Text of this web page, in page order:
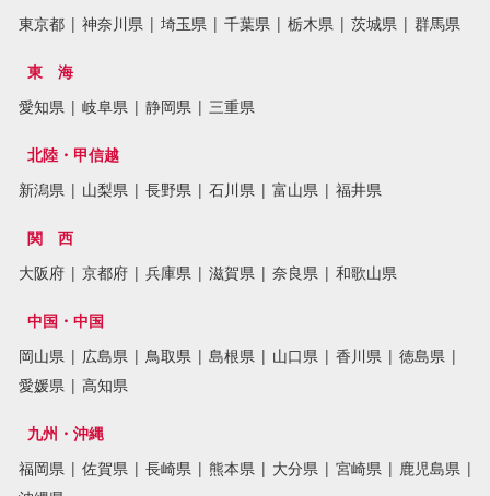
東京都 | 神奈川県 | 埼玉県 | 千葉県 | 栃木県 | 茨城県 | 群馬県
東 海
愛知県 | 岐阜県 | 静岡県 | 三重県
北陸・甲信越
新潟県 | 山梨県 | 長野県 | 石川県 | 富山県 | 福井県
関 西
大阪府 | 京都府 | 兵庫県 | 滋賀県 | 奈良県 | 和歌山県
中国・中国
岡山県 | 広島県 | 鳥取県 | 島根県 | 山口県 | 香川県 | 徳島県 |
愛媛県 | 高知県
九州・沖縄
福岡県 | 佐賀県 | 長崎県 | 熊本県 | 大分県 | 宮崎県 | 鹿児島県 |